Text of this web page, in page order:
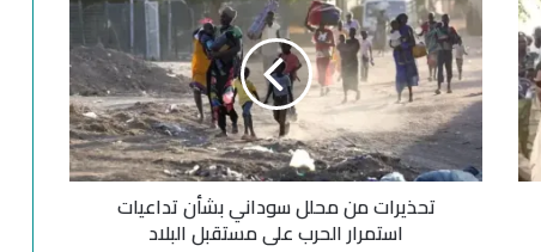
ذ
ي
ر
ا
ت
م
ن
تحذيرات من محلل سوداني بشأن تداعيات
استمرار الحرب على مستقبل البلاد